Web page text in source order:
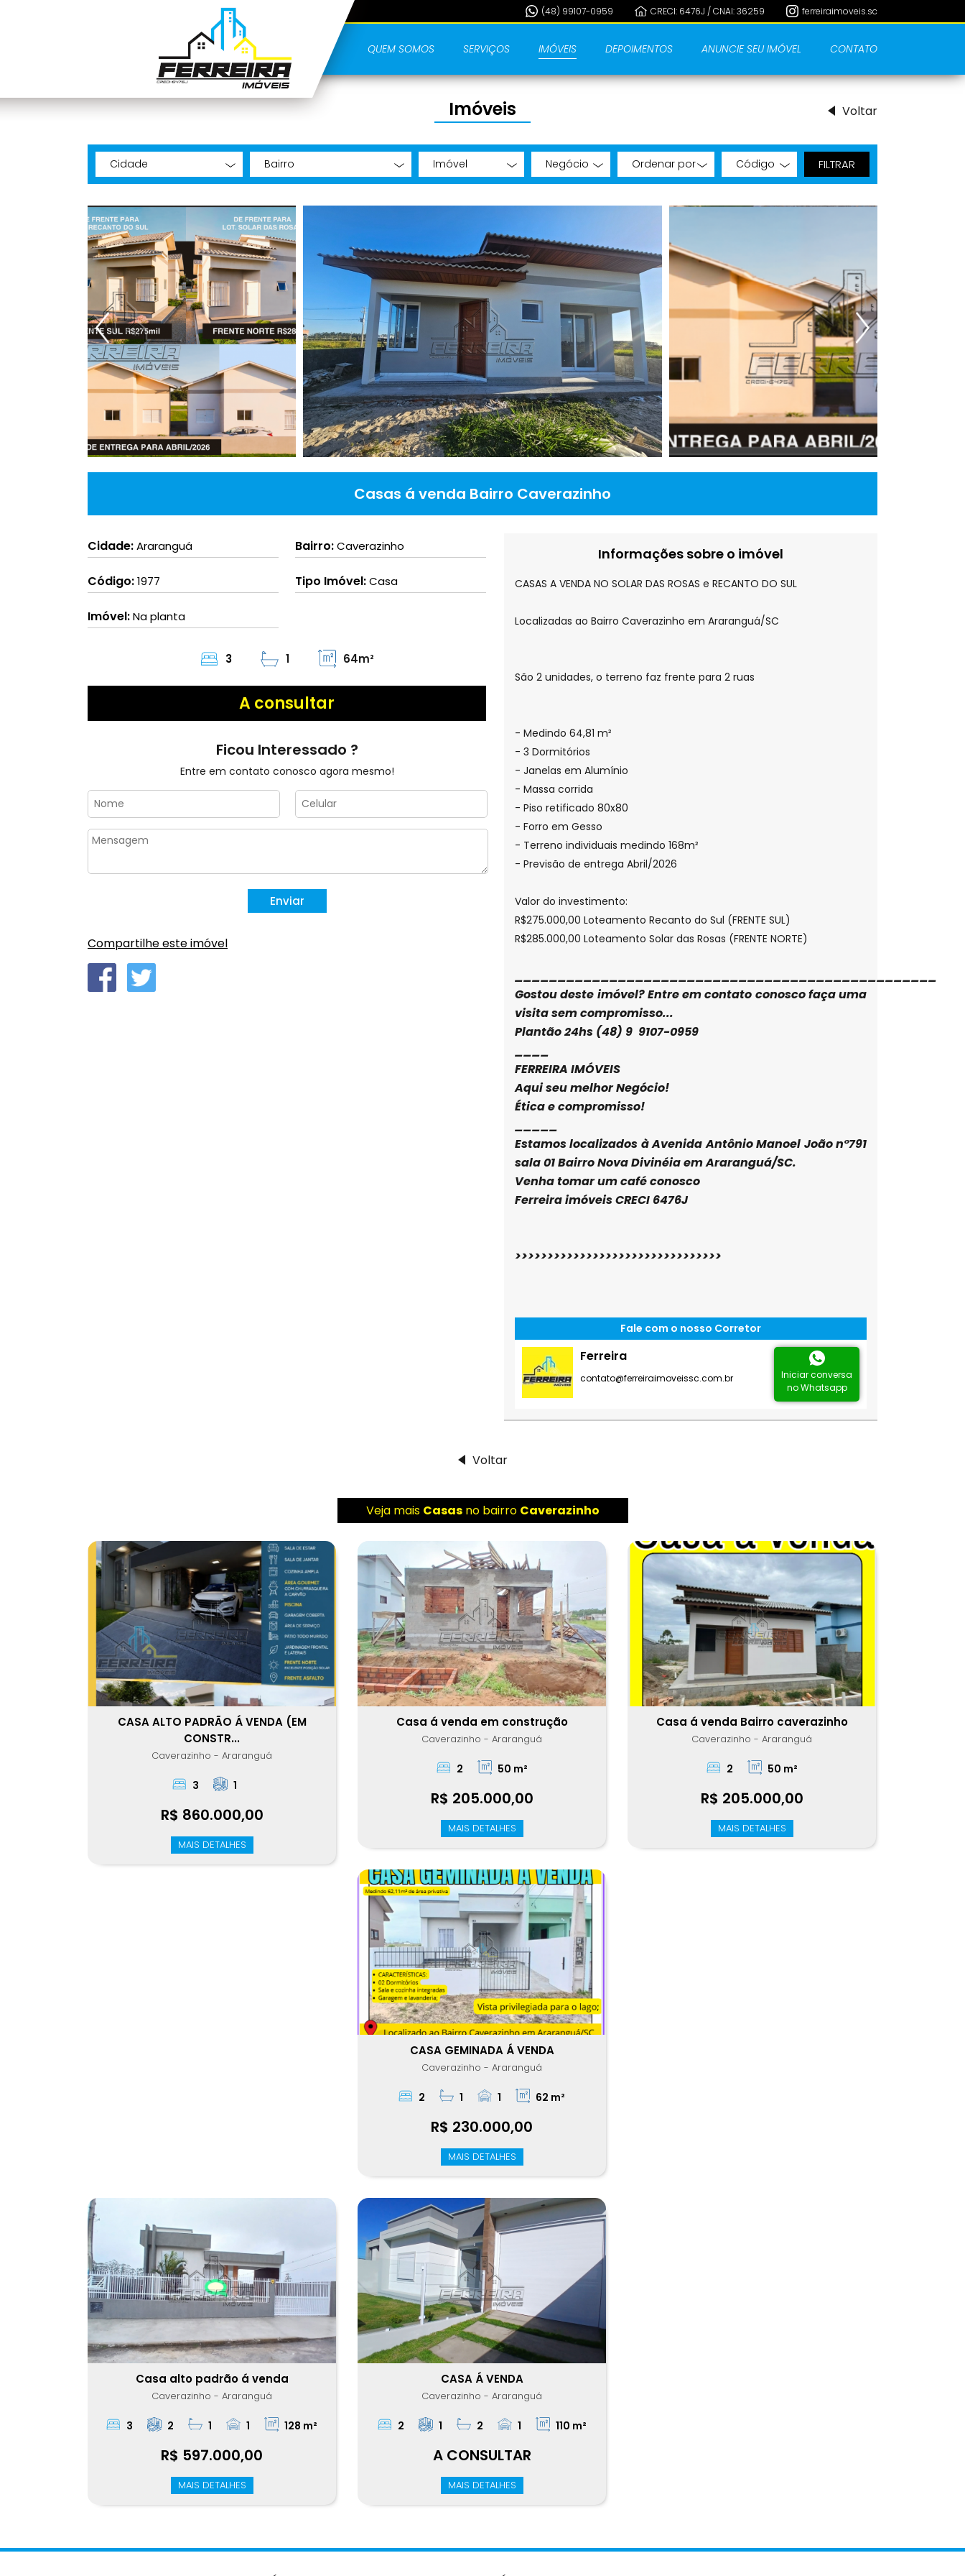
(48) 99107-0959 CRECI: 6476J / CNAI: 36259 ferreiraimoveis.sc
QUEM SOMOS SERVIÇOS IMÓVEIS DEPOIMENTOS ANUNCIE SEU IMÓVEL CONTATO
Voltar
Imóveis
Casas á venda Bairro Caverazinho
Cidade:Araranguá Bairro:Caverazinho
Código:1977 Tipo Imóvel:Casa
Imóvel:Na planta
3 1 64m²
A consultar
Ficou Interessado ?
Entre em contato conosco agora mesmo!
Compartilhe este imóvel
Informações sobre o imóvel
CASAS A VENDA NO SOLAR DAS ROSAS e RECANTO DO SUL
Localizadas ao Bairro Caverazinho em Araranguá/SC
São 2 unidades, o terreno faz frente para 2 ruas
- Medindo 64,81 m²
- 3 Dormitórios
- Janelas em Alumínio
- Massa corrida
- Piso retificado 80x80
- Forro em Gesso
- Terreno individuais medindo 168m²
- Previsão de entrega Abril/2026
Valor do investimento:
R$275.000,00 Loteamento Recanto do Sul (FRENTE SUL)
R$285.000,00 Loteamento Solar das Rosas (FRENTE NORTE)
_________________________________________________
Gostou deste imóvel? Entre em contato conosco faça uma
visita sem compromisso...
Plantão 24hs (48) 9 9107-0959
____
FERREIRA IMÓVEIS
Aqui seu melhor Negócio!
Ética e compromisso!
_____
Estamos localizados à Avenida Antônio Manoel João n°791
sala 01 Bairro Nova Divinéia em Araranguá/SC.
Venha tomar um café conosco
Ferreira imóveis CRECI 6476J
>>>>>>>>>>>>>>>>>>>>>>>>>>>>>>>>
Fale com o nosso Corretor
Ferreira
contato@ferreiraimoveissc.com.br
Iniciar conversa
no Whatsapp
Voltar
Veja mais Casasno bairro Caverazinho
CASA ALTO PADRÃO Á VENDA (EM
CONSTR...
Caverazinho - Araranguá
3 1
R$ 860.000,00
MAIS DETALHES
Casa á venda em construção
Caverazinho - Araranguá
2 50 m²
R$ 205.000,00
MAIS DETALHES
Casa á venda Bairro caverazinho
Caverazinho - Araranguá
2 50 m²
R$ 205.000,00
MAIS DETALHES
CASA GEMINADA Á VENDA
Caverazinho - Araranguá
2 1 1 62 m²
R$ 230.000,00
MAIS DETALHES
Casa alto padrão á venda
Caverazinho - Araranguá
3 2 1 1 128 m²
R$ 597.000,00
MAIS DETALHES
CASA Á VENDA
Caverazinho - Araranguá
2 1 2 1 110 m²
A CONSULTAR
MAIS DETALHES